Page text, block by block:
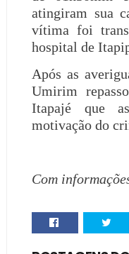
atingiram sua
vítima foi
hospital de
Após as
Umirim
Itapajé que
motivação do
Com